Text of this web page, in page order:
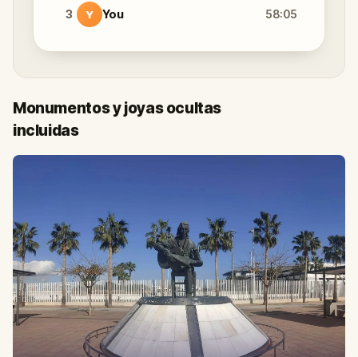
3 Y You 58:05
Monumentos y joyas ocultas
incluidas